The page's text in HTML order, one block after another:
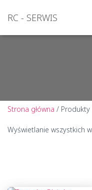
RC - SERWIS
Strona główna / Produkty
Wyświetlanie wszystkich